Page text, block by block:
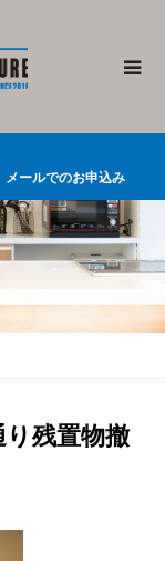
メールでのお申込み
残置物撤